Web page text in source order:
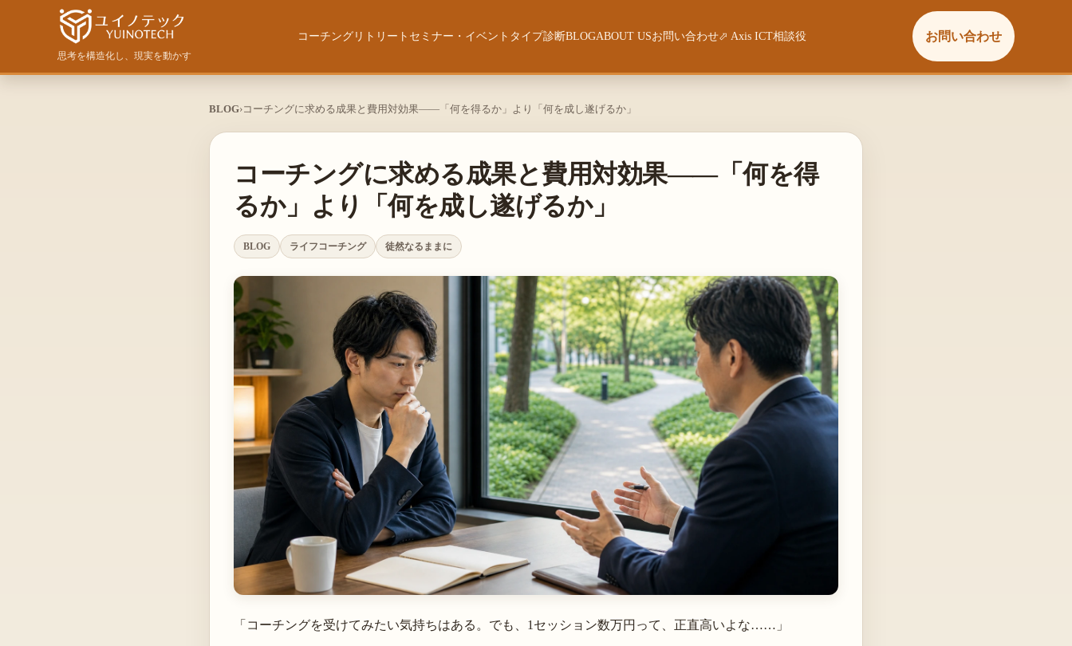
思考を構造化し、現実を動かす
コーチング
セッション力強化プログラム
Decision Empower
WD法人研修プログラム
リトリート セミナー・イベント
サラリーマン5.0時代の働き方
セッション力強化ワークショップ
ウェルスフィットネス再起動
[WINK]真のストーリーを探す旅
詳解・ウェルスダイナミクス「個人のフロー〜
基礎プリズム編〜」
セッション力強化プログラム
【動画コンテンツ】
ユイノテック・オンライン
タイプ診断
フステージ診断
[無料] ビジネス4タイプ診断
BLOGABOUT USお問い合わせ⬀ Axis ICT相談役 お問い合わせ
BLOG›コーチングに求める成果と費用対効果——「何を得るか」より「何を成し遂げるか」
コーチングに求める成果と費用対効果——「何を得
るか」より「何を成し遂げるか」
BLOG ライフコーチング 徒然なるままに
「コーチングを受けてみたい気持ちはある。でも、1セッション数万円って、正直高いよな……」